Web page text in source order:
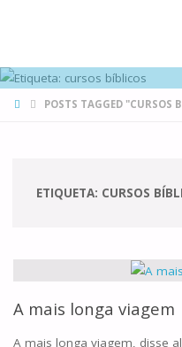
HOMEPOSTS TAGGED "CURSOS
ETIQUETA: CURSOS
A mais longa viagem
A mais longa viagem, disse